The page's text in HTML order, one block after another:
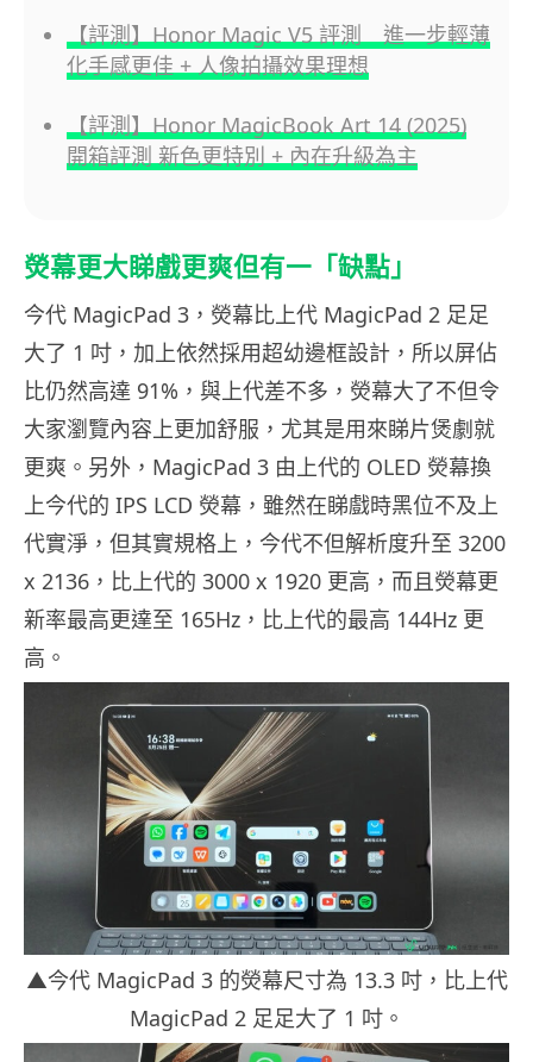
【評測】Honor Magic V5 評測 進一步輕薄
化手感更佳 + 人像拍攝效果理想
【評測】Honor MagicBook Art 14 (2025)
開箱評測 新色更特別 + 內在升級為主
熒幕更大睇戲更爽但有一「缺點」
今代 MagicPad 3，熒幕比上代 MagicPad 2 足足
大了 1 吋，加上依然採用超幼邊框設計，所以屏佔
比仍然高達 91%，與上代差不多，熒幕大了不但令
大家瀏覽內容上更加舒服，尤其是用來睇片煲劇就
更爽。另外，MagicPad 3 由上代的 OLED 熒幕換
上今代的 IPS LCD 熒幕，雖然在睇戲時黑位不及上
代實淨，但其實規格上，今代不但解析度升至 3200
x 2136，比上代的 3000 x 1920 更高，而且熒幕更
新率最高更達至 165Hz，比上代的最高 144Hz 更
高。
▲今代 MagicPad 3 的熒幕尺寸為 13.3 吋，比上代
MagicPad 2 足足大了 1 吋。